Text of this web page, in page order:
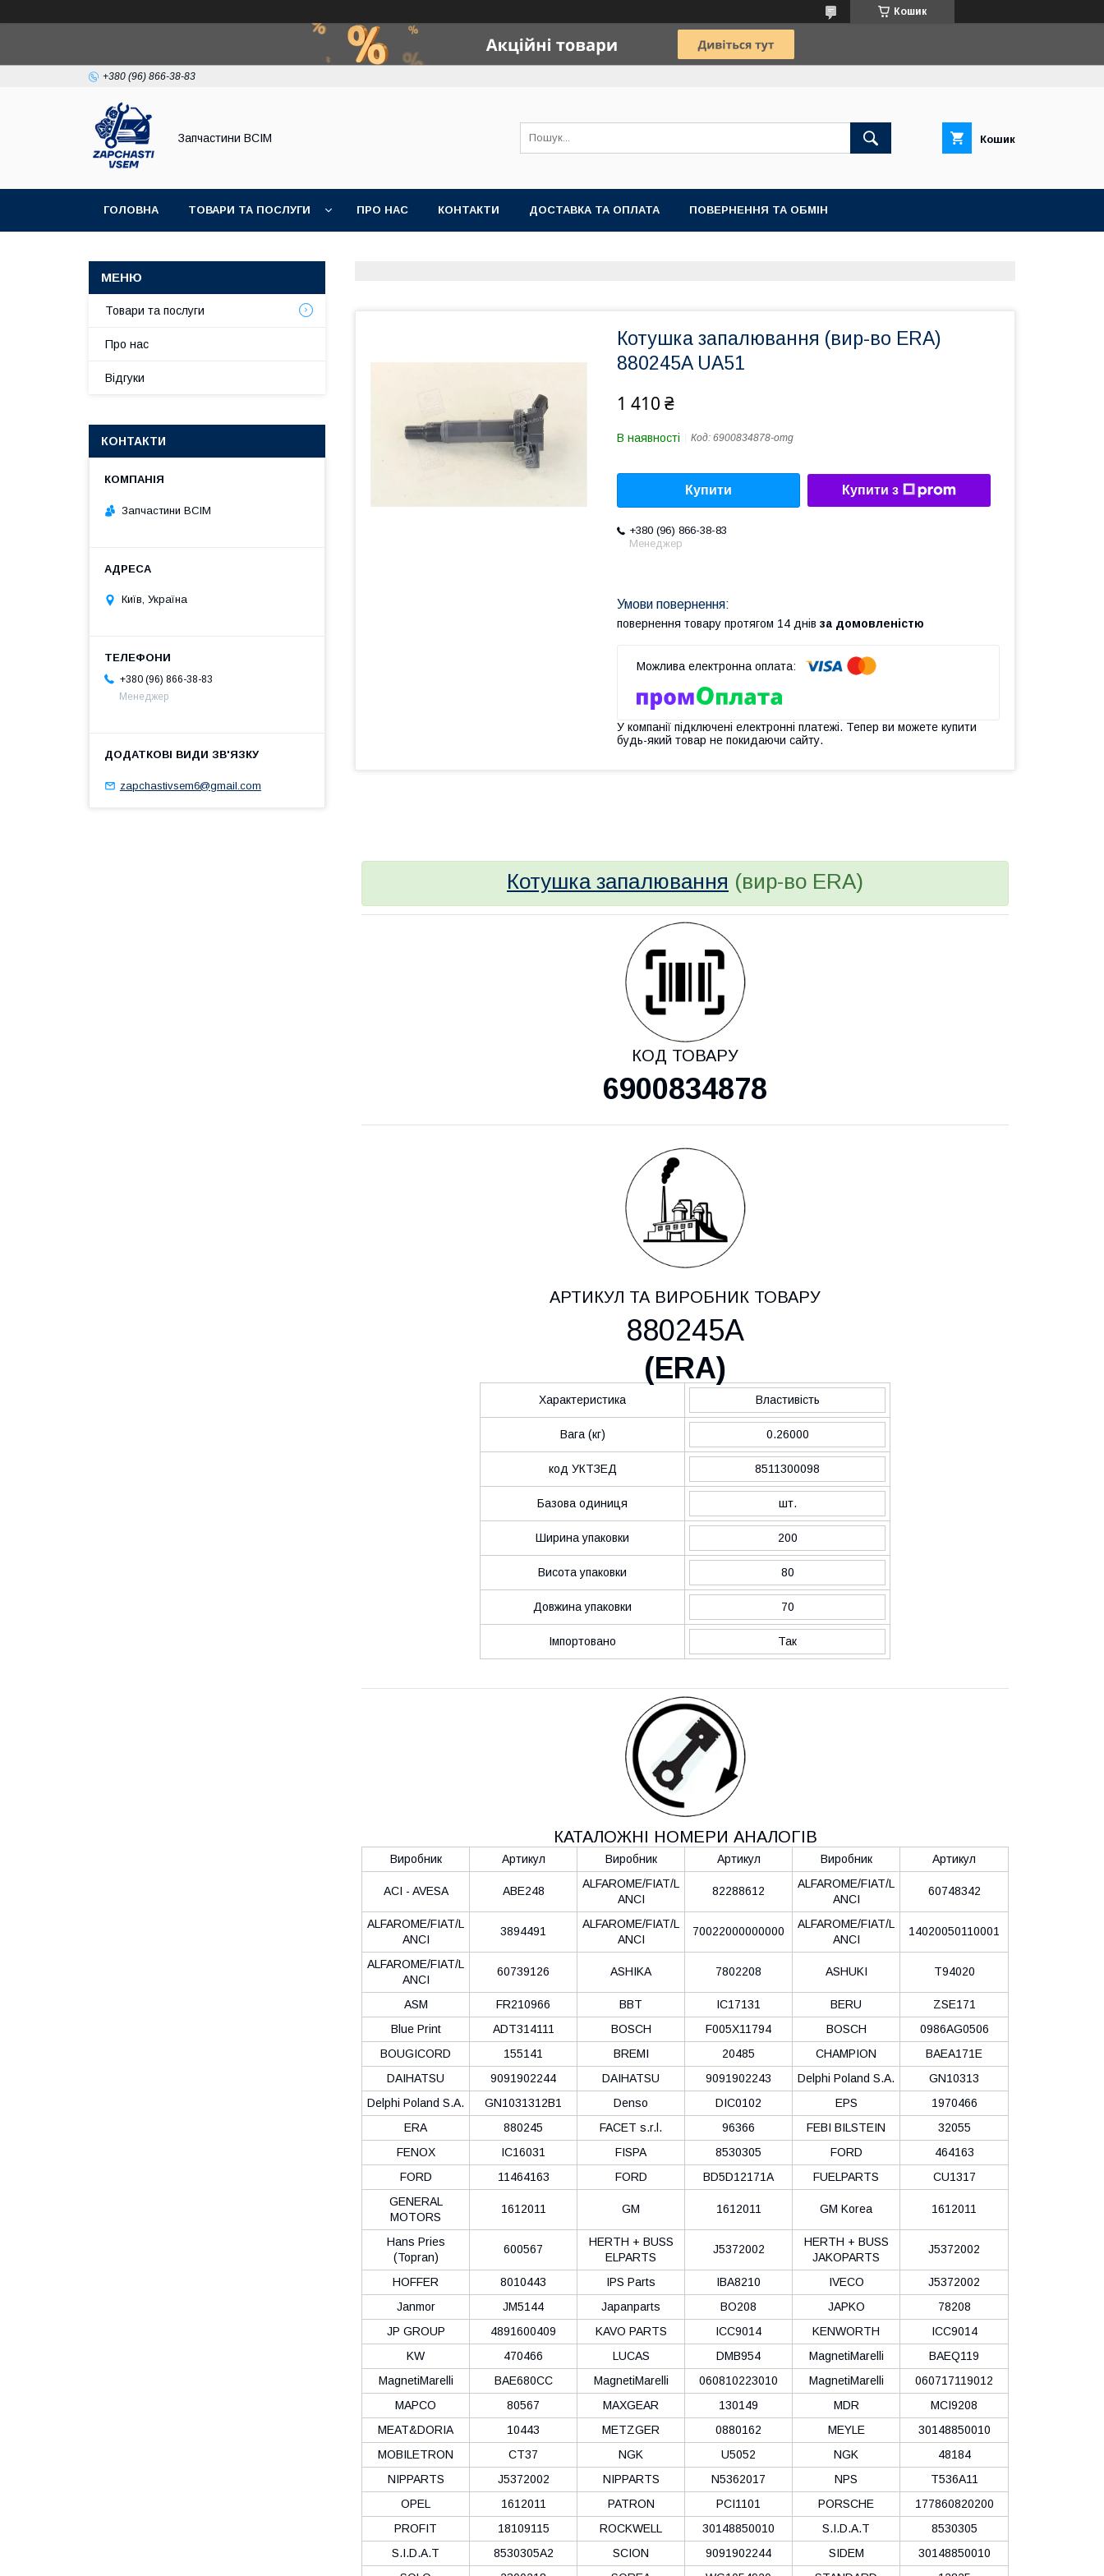
Кошик
+380 (96) 866-38-83
Запчастини ВСІМ Кошик
ГОЛОВНА ТОВАРИ ТА ПОСЛУГИ ПРО НАС КОНТАКТИ ДОСТАВКА ТА ОПЛАТА ПОВЕРНЕННЯ ТА ОБМІН
Котушка запалювання (вир-во ERA)
880245A UA51
1 410 ₴
В наявності Код: 6900834878-omg
Купити Купити з
+380 (96) 866-38-83
Менеджер
повернення товару протягом 14 днів за домовленістю
У компанії підключені електронні платежі. Тепер ви можете купити
будь-який товар не покидаючи сайту.
Котушка запалювання (вир-во ERA)
КОД ТОВАРУ
6900834878
АРТИКУЛ ТА ВИРОБНИК ТОВАРУ
880245A
(ERA)
Характеристика Властивість
Вага (кг) 0.26000
код УКТЗЕД 8511300098
Базова одиниця шт.
Ширина упаковки 200
Висота упаковки 80
Довжина упаковки 70
Імпортовано Так
КАТАЛОЖНІ НОМЕРИ АНАЛОГІВ
Виробник Артикул Виробник Артикул Виробник Артикул
ACI - AVESA ABE248
ALFAROME/FIAT/L
ANCI
82288612
ALFAROME/FIAT/L
ANCI
60748342
ALFAROME/FIAT/L
ANCI
3894491
ALFAROME/FIAT/L
ANCI
70022000000000
ALFAROME/FIAT/L
ANCI
14020050110001
ALFAROME/FIAT/L
ANCI
60739126 ASHIKA 7802208 ASHUKI T94020
ASM FR210966 BBT IC17131 BERU
ZSE171
Blue Print
ADT314111 BOSCH F005X11794 BOSCH
0986AG0506
BOUGICORD
155141 BREMI 20485 CHAMPION
BAEA171E
DAIHATSU
9091902244 DAIHATSU 9091902243 Delphi Poland S.А.
GN10313
Delphi Poland S.А.
GN1031312B1 Denso DIC0102 EPS
1970466
ERA
880245 FACET s.r.l. 96366 FEBI BILSTEIN
32055
FENOX
IC16031 FISPA 8530305 FORD
464163
FORD
11464163 FORD BD5D12171A FUELPARTS
CU1317
GENERAL
MOTORS
1612011 GM 1612011 GM Korea 1612011
Hans Pries
(Topran)
600567
HERTH + BUSS
ELPARTS
J5372002
HERTH + BUSS
JAKOPARTS
J5372002
HOFFER 8010443 IPS Parts IBA8210 IVECO
J5372002
Janmor
JM5144 Japanparts BO208 JAPKO
78208
JP GROUP
4891600409 KAVO PARTS ICC9014 KENWORTH
ICC9014
KW
470466 LUCAS DMB954 MagnetiMarelli
BAEQ119
MagnetiMarelli
BAE680CC MagnetiMarelli 060810223010 MagnetiMarelli
060717119012
MAPCO
80567 MAXGEAR 130149 MDR
MCI9208
MEAT&DORIA
10443 METZGER 0880162 MEYLE
30148850010
MOBILETRON
CT37 NGK U5052 NGK
48184
NIPPARTS
J5372002 NIPPARTS N5362017 NPS
T536A11
OPEL
1612011 PATRON PCI1101 PORSCHE
177860820200
PROFIT
18109115 ROCKWELL 30148850010 S.I.D.A.T
8530305
S.I.D.A.T
8530305A2 SCION 9091902244 SIDEM
30148850010
Товари та послуги
Про нас
Відгуки
КОНТАКТИ
Запчастини ВСІМ
Київ, Україна
+380 (96) 866-38-83
Менеджер
zapchastivsem6@gmail.com